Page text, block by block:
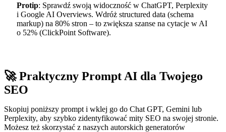
Protip: Sprawdź swoją widoczność w ChatGPT, Perplexity
i Google AI Overviews. Wdróż structured data (schema
markup) na 80% stron – to zwiększa szanse na cytacje w AI
o 52% (ClickPoint Software).
🚀 Praktyczny Prompt AI dla Twojego
SEO
Skopiuj poniższy prompt i wklej go do Chat GPT, Gemini lub
Perplexity, aby szybko zidentyfikować mity SEO na swojej stronie.
Możesz też skorzystać z naszych autorskich generatorów